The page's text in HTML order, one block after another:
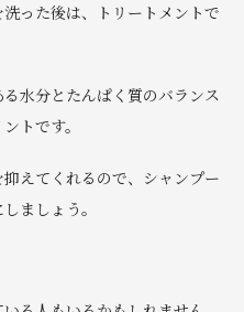
った後は、トリートメントで
水分とたんぱく質のバランス
トです。
えてくれるので、シャンプー
ましょう。